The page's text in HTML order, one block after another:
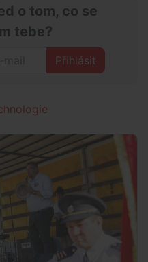
o tom, co se
tebe?
Přihlásit